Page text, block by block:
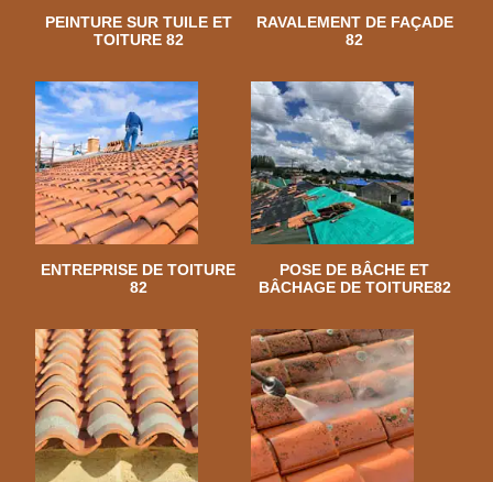
PEINTURE SUR TUILE ET
TOITURE 82
RAVALEMENT DE FAÇADE
82
ENTREPRISE DE TOITURE
82
POSE DE BÂCHE ET
BÂCHAGE DE TOITURE82